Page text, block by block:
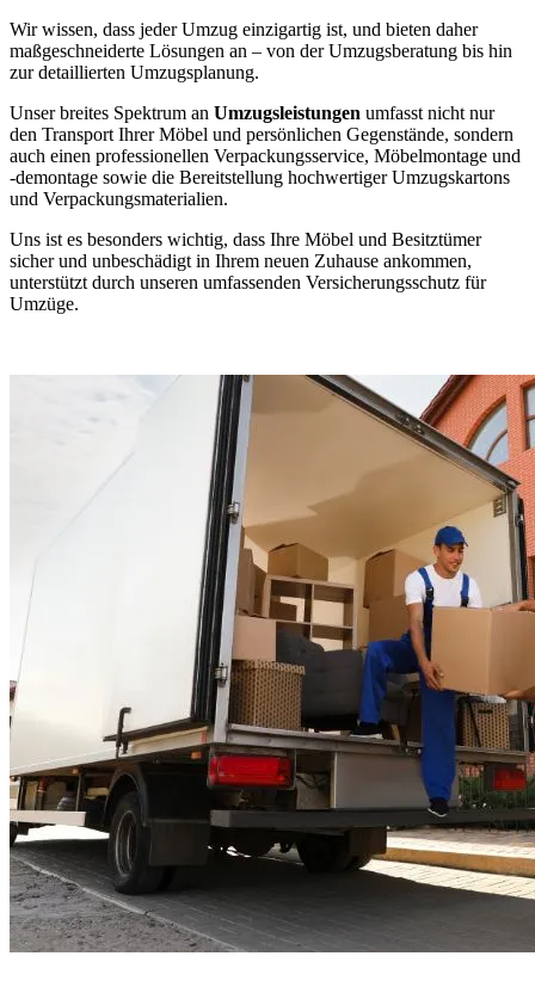
Wir wissen, dass jeder Umzug einzigartig ist, und bieten daher
maßgeschneiderte Lösungen an – von der Umzugsberatung bis hin
zur detaillierten Umzugsplanung.
Unser breites Spektrum an Umzugsleistungen umfasst nicht nur
den Transport Ihrer Möbel und persönlichen Gegenstände, sondern
auch einen professionellen Verpackungsservice, Möbelmontage und
-demontage sowie die Bereitstellung hochwertiger Umzugskartons
und Verpackungsmaterialien.
Uns ist es besonders wichtig, dass Ihre Möbel und Besitztümer
sicher und unbeschädigt in Ihrem neuen Zuhause ankommen,
unterstützt durch unseren umfassenden Versicherungsschutz für
Umzüge.